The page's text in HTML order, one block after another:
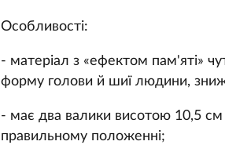
Особливості:
- матеріал з «ефектом пам'яті»
форму голови й шиї людини,
- має два валики висотою 10,5 см
правильному положенні;